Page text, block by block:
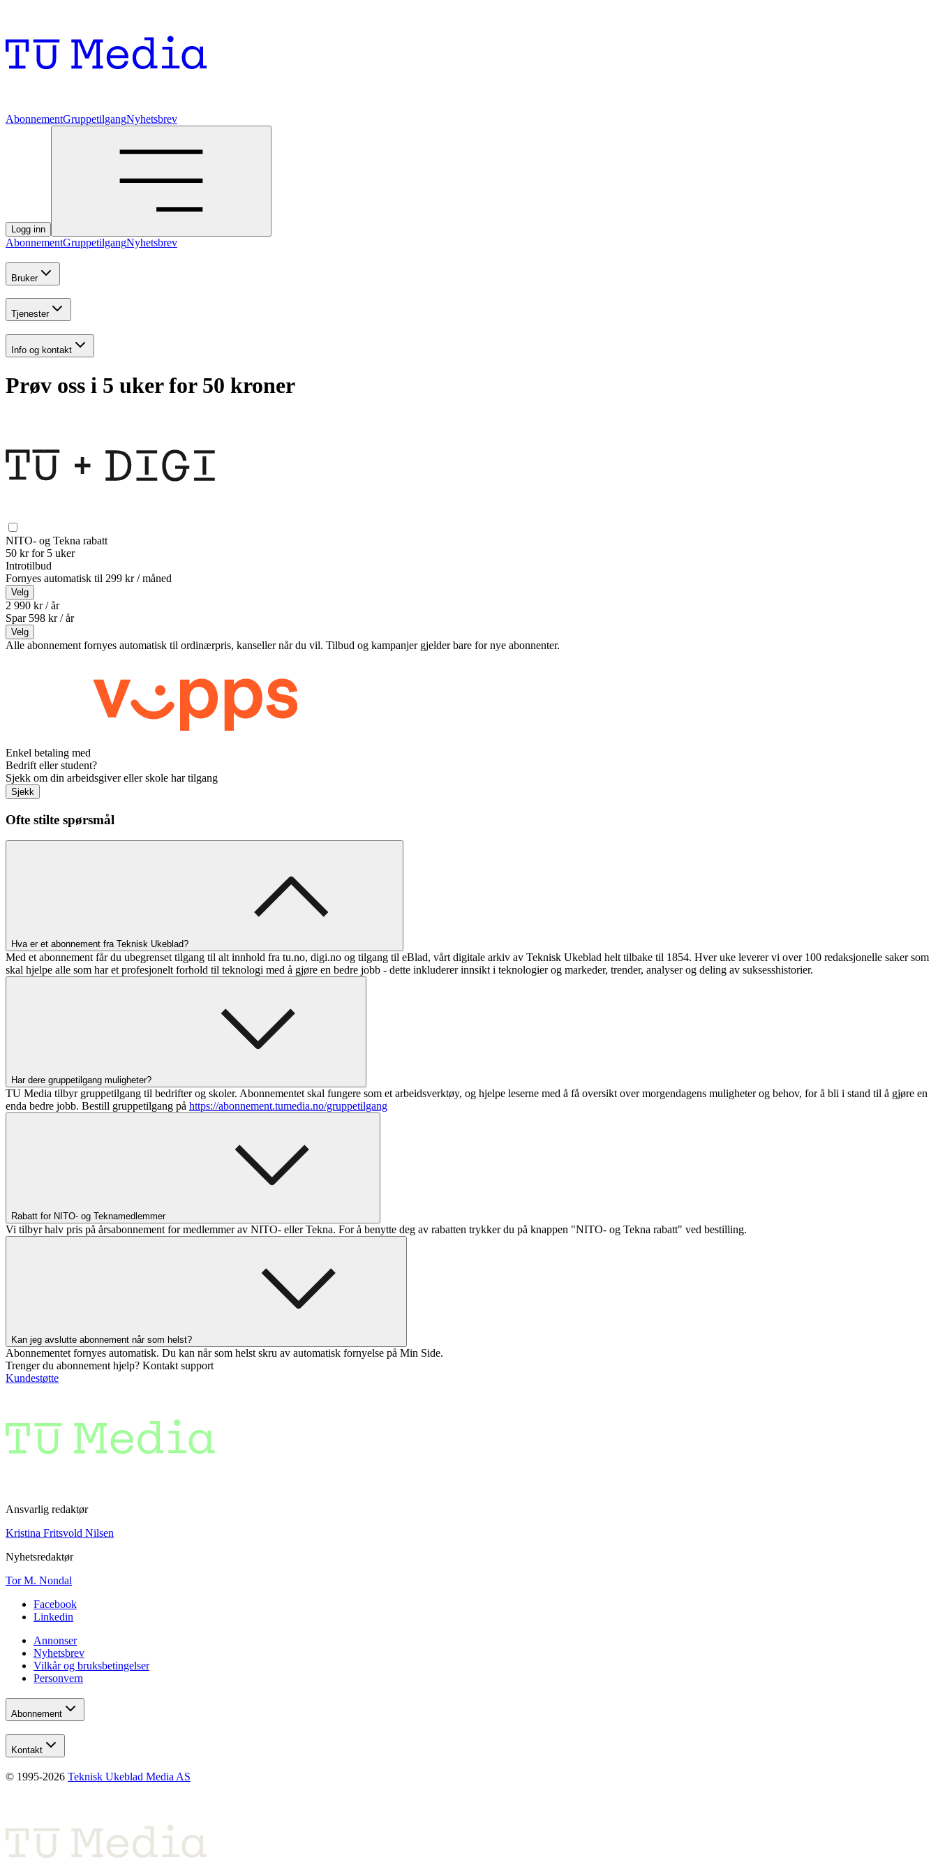
AbonnementGruppetilgangNyhetsbrev
Logg inn
AbonnementGruppetilgangNyhetsbrev
Bruker
Tjenester
Info og kontakt
Prøv oss i 5 uker for 50 kroner
NITO- og Tekna rabatt
50 kr for 5 uker
Introtilbud
Fornyes automatisk til 299 kr / måned
Velg
2 990 kr / år
Spar 598 kr /år
Velg
Alle abonnement fornyes automatisk til ordinærpris, kanseller når du vil. Tilbud og kampanjer gjelder bare for nye abonnenter.
Enkel betaling med
Bedrift eller student?
Sjekk om din arbeidsgiver eller skole har tilgang
Sjekk
Ofte stilte spørsmål
Hva er et abonnement fra Teknisk Ukeblad?
Med et abonnement får du ubegrenset tilgang til alt innhold fra tu.no, digi.no og tilgang til eBlad, vårt digitale arkiv av Teknisk Ukeblad helt tilbake til 1854. Hver uke leverer vi over 100 redaksjonelle saker som
skal hjelpe alle som har et profesjonelt forhold til teknologi med å gjøre en bedre jobb - dette inkluderer innsikt i teknologier og markeder, trender, analyser og deling av suksesshistorier.
Har dere gruppetilgang muligheter?
TU Media tilbyr gruppetilgang til bedrifter og skoler. Abonnementet skal fungere som et arbeidsverktøy, og hjelpe leserne med å få oversikt over morgendagens muligheter og behov, for å bli i stand til å gjøre en
enda bedre jobb. Bestill gruppetilgang på https://abonnement.tumedia.no/gruppetilgang
Rabatt for NITO- og Teknamedlemmer
Vi tilbyr halv pris på årsabonnement for medlemmer av NITO- eller Tekna. For å benytte deg av rabatten trykker du på knappen "NITO- og Tekna rabatt" ved bestilling.
Kan jeg avslutte abonnement når som helst?
Abonnementet fornyes automatisk. Du kan når som helst skru av automatisk fornyelse på Min Side.
Trenger du abonnement hjelp? Kontakt support
Kundestøtte
Ansvarlig redaktør
Kristina Fritsvold Nilsen
Nyhetsredaktør
Tor M. Nondal
Facebook
Linkedin
Annonser
Nyhetsbrev
Vilkår og bruksbetingelser
Personvern
Abonnement
Kontakt
© 1995-2026 Teknisk Ukeblad Media AS